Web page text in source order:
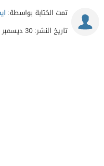
تمت الكتابة بواسطة:
تاريخ النشر:30 ديسمبر 2024 - 10:35ص